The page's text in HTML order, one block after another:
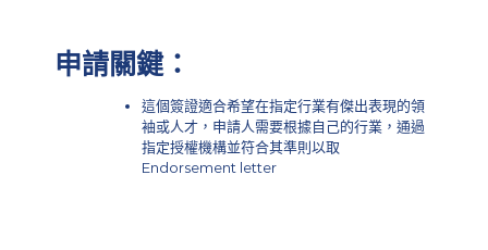
申請關鍵：
這個簽證適合希望在指定行業有傑出表現的領
袖或人才，申請人需要根據自己的行業，通過
指定授權機構並符合其準則以取
Endorsement letter